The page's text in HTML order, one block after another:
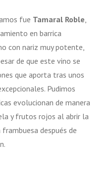
fue Tamaral Roble,
en barrica
con nariz muy potente,
de que este vino se
que aporta tras unos
Pudimos
evolucionan de manera
y frutos rojos al abrir la
después de